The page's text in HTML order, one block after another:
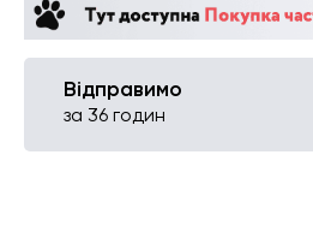
Відправимо
за 36 годин